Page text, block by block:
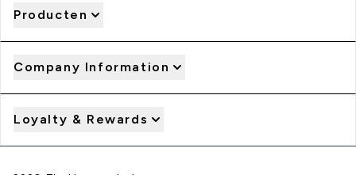
Producten
Company Information
Loyalty & Rewards